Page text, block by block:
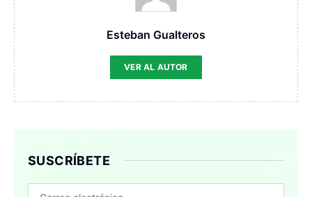
Esteban Gualteros
VER AL AUTOR
SUSCRÍBETE